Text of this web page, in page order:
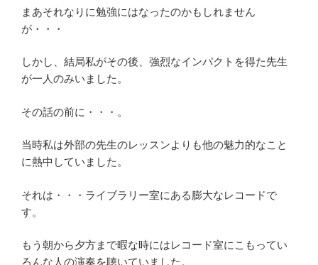
まあそれなりに勉強にはなったのかもしれません
が・・・
しかし、結局私がその後、強烈なインパクトを得た先生
が一人のみいました。
その話の前に・・・。
当時私は外部の先生のレッスンよりも他の魅力的なこと
に熱中していました。
それは・・・ライブラリー室にある膨大なレコードで
す。
もう朝から夕方まで暇な時にはレコード室にこもってい
ろんな人の演奏を聴いていました。